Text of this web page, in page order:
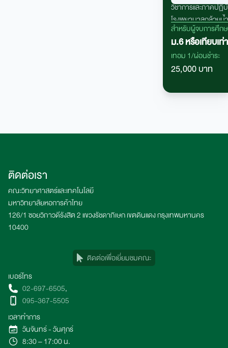
วิชาการและภาคป
โรงพยาบาลกล้วยน้
สำหรับผู้จบการศึก
ม.6 หรือเทียบเท่า
เทอม 1/ผ่อนชำระ
25,000 บาท
ติดต่อเรา
คณะวิทยาศาสตร์และเทคโนโลยี
มหาวิทยาลัยหอการค้าไทย
126/1 ซอยวิภาวดีรังสิต 2 แขวงรัชดาภิเษก เขตดินแดง กรุงเทพมหานคร
10400
ติดต่อเพื่อเยี่ยมชมคณะ
เบอร์โทร
02-697-6505,
095-367-5505
เวลาทำการ
วันจันทร์ - วันศุกร์
8:30 – 17:00 น.